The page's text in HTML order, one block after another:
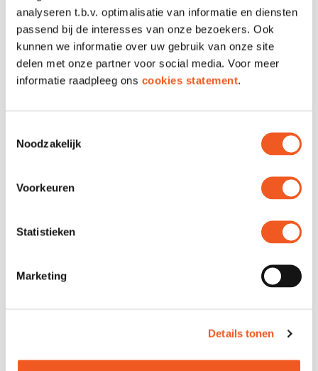
analyseren t.b.v. optimalisatie van informatie en diensten
passend bij de interesses van onze bezoekers. Ook
kunnen we informatie over uw gebruik van onze site
delen met onze partner voor social media. Voor meer
informatie raadpleeg ons cookies statement.
Noodzakelijk
Voorkeuren
Statistieken
Marketing
Details tonen